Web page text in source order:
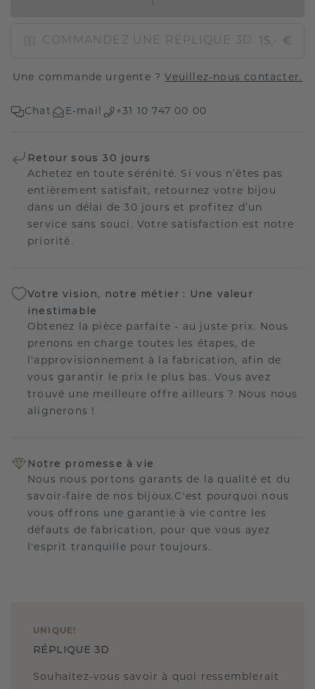
COMMANDEZ UNE RÉPLIQUE 3D 15,- €
Une commande urgente ?Veuillez-nous contacter.
Chat E-mail +31 10 747 00 00
Retour sous 30 jours
Achetez en toute sérénité. Si vous n’êtes pas
entièrement satisfait, retournez votre bijou
dans un délai de 30 jours et profitez d’un
service sans souci. Votre satisfaction est notre
priorité.
Votre vision, notre métier : Une valeur
inestimable
Obtenez la pièce parfaite - au juste prix. Nous
prenons en charge toutes les étapes, de
l'approvisionnement à la fabrication, afin de
vous garantir le prix le plus bas. Vous avez
trouvé une meilleure offre ailleurs ? Nous nous
alignerons !
Notre promesse à vie
Nous nous portons garants de la qualité et du
savoir-faire de nos bijoux.C'est pourquoi nous
vous offrons une garantie à vie contre les
défauts de fabrication, pour que vous ayez
l'esprit tranquille pour toujours.
UNIQUE !
RÉPLIQUE 3D
Souhaitez-vous savoir à quoi ressemblerait